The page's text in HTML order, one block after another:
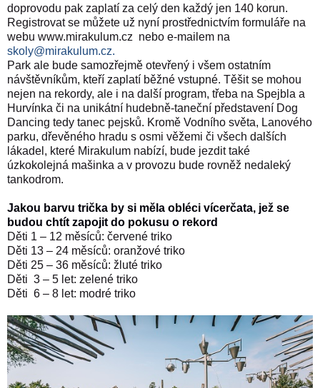
doprovodu pak zaplatí za celý den každý jen 140 korun.
Registrovat se můžete už nyní prostřednictvím formuláře na
webu www.mirakulum.cz nebo e-mailem na
skoly@mirakulum.cz.
Park ale bude samozřejmě otevřený i všem ostatním
návštěvníkům, kteří zaplatí běžné vstupné. Těšit se mohou
nejen na rekordy, ale i na další program, třeba na Spejbla a
Hurvínka či na unikátní hudebně-taneční představení Dog
Dancing tedy tanec pejsků. Kromě Vodního světa, Lanového
parku, dřevěného hradu s osmi věžemi či všech dalších
lákadel, které Mirakulum nabízí, bude jezdit také
úzkokolejná mašinka a v provozu bude rovněž nedaleký
tankodrom.
Jakou barvu trička by si měla obléci vícerčata, jež se
budou chtít zapojit do pokusu o rekord
Děti 1 – 12 měsíců: červené triko
Děti 13 – 24 měsíců: oranžové triko
Děti 25 – 36 měsíců: žluté triko
Děti 3 – 5 let: zelené triko
Děti 6 – 8 let: modré triko